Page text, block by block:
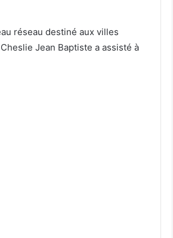
réseau destiné aux villes
Jean Baptiste a assisté à